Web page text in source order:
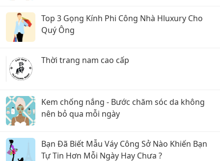
Top 3 Gọng Kính Phi Công Nhà Hluxury Cho
Quý Ông
Thời trang nam cao cấp
Kem chống nắng - Bước chăm sóc da không
nên bỏ qua mỗi ngày
Bạn Đã Biết Mẫu Váy Công Sở Nào Khiến Bạn
Tự Tin Hơn Mỗi Ngày Hay Chưa ?